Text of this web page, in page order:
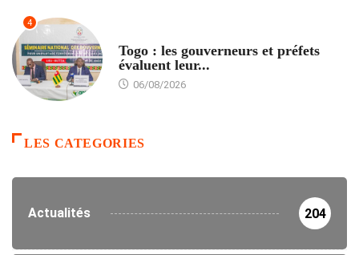
4
Togo : les gouverneurs et préfets
évaluent leur...
06/08/2026
LES CATEGORIES
Actualités 204